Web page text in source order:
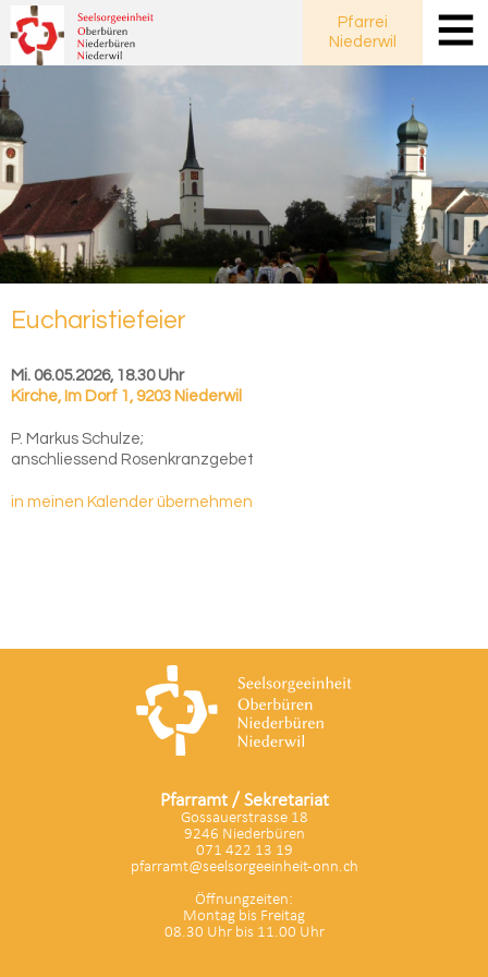
Pfarrei
Niederwil
Eu­cha­ris­tie­fei­er
Mi. 06.05.2026, 18.30 Uhr
Kirche, Im Dorf 1, 9203 Niederwil
P. Markus Schulze;
anschliessend Rosenkranzgebet
in meinen Kalender übernehmen
Pfarramt / Sekretariat
Gossauerstrasse 18
9246 Niederbüren
071 422 13 19
pfarramt@seelsorgeeinheit-onn.ch
Öffnungzeiten:
Montag bis Freitag
08.30 Uhr bis 11.00 Uhr